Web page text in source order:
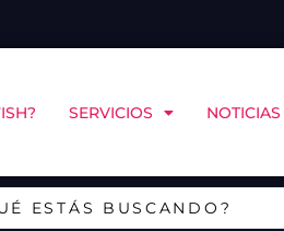
SERVICIOS NOTICIAS
el futuro de las algas en Chile
Nacional de Acuicultura